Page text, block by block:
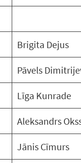
Brigita Dejus
Pāvels
Līga Kunrade
Aleksandrs
Jānis Cīmurs